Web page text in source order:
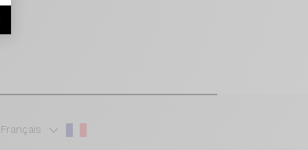
Français